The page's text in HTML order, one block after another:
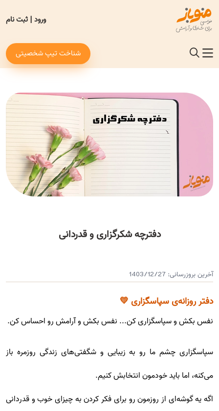
ورود| ثبت نام
شناخت تیپ شخصیتی
دفترچه شکرگزاری و قدردانی
آخرین بروزرسانی: 1403/12/27
دفتر روزانه‌ی سپاسگزاری 💛
نفس بکش و سپاسگزاری کن... نفس بکش و آرامش رو احساس کن.
سپاسگزاری چشم ما رو به زیبایی و شگفتی‌های زندگی روزمره باز
می‌کنه، اما باید خودمون انتخابش کنیم.
اگه یه گوشه‌ای از روزمون رو برای فکر کردن به چیزای خوب و قدردانی